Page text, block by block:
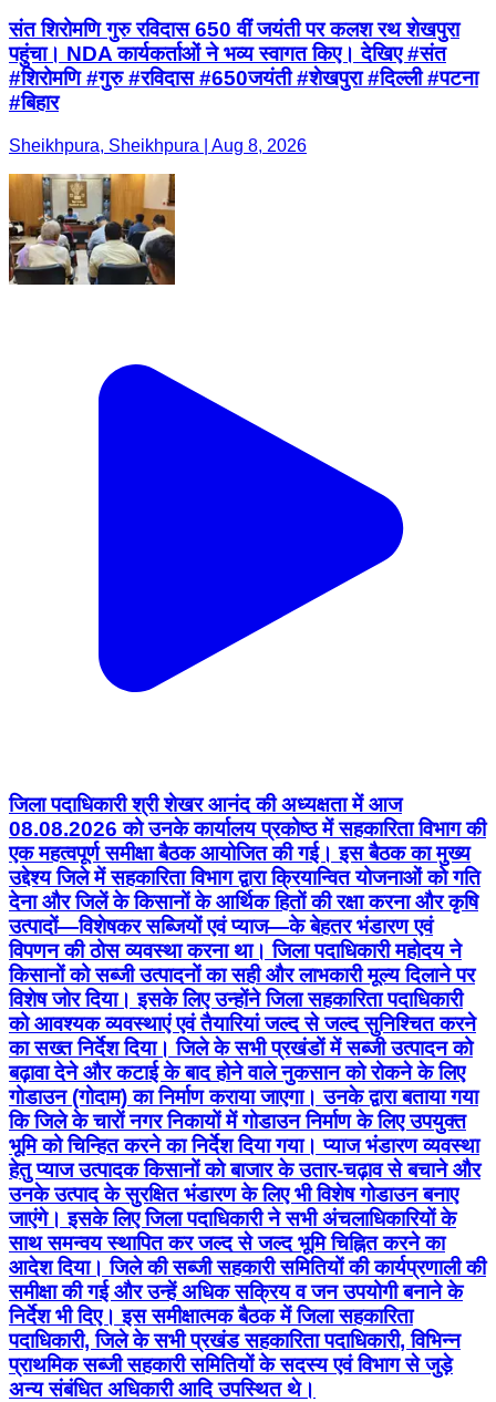
संत शिरोमणि गुरु रविदास 650 वीं जयंती पर कलश रथ शेखपुरा
पहुंचा। NDA कार्यकर्ताओं ने भव्य स्वागत किए। देखिए #संत
#शिरोमणि #गुरु #रविदास #650जयंती #शेखपुरा #दिल्ली #पटना
#बिहार
Sheikhpura, Sheikhpura | Aug 8, 2026
जिला पदाधिकारी श्री शेखर आनंद की अध्यक्षता में आज
08.08.2026 को उनके कार्यालय प्रकोष्ठ में सहकारिता विभाग की
एक महत्वपूर्ण समीक्षा बैठक आयोजित की गई। इस बैठक का मुख्य
उद्देश्य जिले में सहकारिता विभाग द्वारा क्रियान्वित योजनाओं को गति
देना और जिलें के किसानों के आर्थिक हितों की रक्षा करना और कृषि
उत्पादों—विशेषकर सब्जियों एवं प्याज—के बेहतर भंडारण एवं
विपणन की ठोस व्यवस्था करना था। जिला पदाधिकारी महोदय ने
किसानों को सब्जी उत्पादनों का सही और लाभकारी मूल्य दिलाने पर
विशेष जोर दिया। इसके लिए उन्होंने जिला सहकारिता पदाधिकारी
को आवश्यक व्यवस्थाएं एवं तैयारियां जल्द से जल्द सुनिश्चित करने
का सख्त निर्देश दिया। जिले के सभी प्रखंडों में सब्जी उत्पादन को
बढ़ावा देने और कटाई के बाद होने वाले नुकसान को रोकने के लिए
गोडाउन (गोदाम) का निर्माण कराया जाएगा। उनके द्वारा बताया गया
कि जिले के चारों नगर निकायों में गोडाउन निर्माण के लिए उपयुक्त
भूमि को चिन्हित करने का निर्देश दिया गया। प्याज भंडारण व्यवस्था
हेतु प्याज उत्पादक किसानों को बाजार के उतार-चढ़ाव से बचाने और
उनके उत्पाद के सुरक्षित भंडारण के लिए भी विशेष गोडाउन बनाए
जाएंगे। इसके लिए जिला पदाधिकारी ने सभी अंचलाधिकारियों के
साथ समन्वय स्थापित कर जल्द से जल्द भूमि चिह्नित करने का
आदेश दिया। जिले की सब्जी सहकारी समितियों की कार्यप्रणाली की
समीक्षा की गई और उन्हें अधिक सक्रिय व जन उपयोगी बनाने के
निर्देश भी दिए। इस समीक्षात्मक बैठक में जिला सहकारिता
पदाधिकारी, जिले के सभी प्रखंड सहकारिता पदाधिकारी, विभिन्न
प्राथमिक सब्जी सहकारी समितियों के सदस्य एवं विभाग से जुड़े
अन्य संबंधित अधिकारी आदि उपस्थित थे।